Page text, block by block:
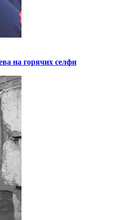
на горячих селфи